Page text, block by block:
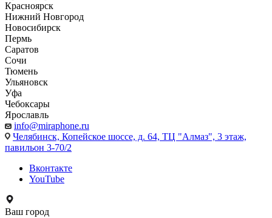
Красноярск
Нижний Новгород
Новосибирск
Пермь
Саратов
Сочи
Тюмень
Ульяновск
Уфа
Чебоксары
Ярославль
info@miraphone.ru
Челябинск, Копейское шоссе, д. 64, ТЦ "Алмаз", 3 этаж,
павильон 3-70/2
Вконтакте
YouTube
Ваш город